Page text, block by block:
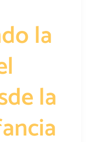
la
la